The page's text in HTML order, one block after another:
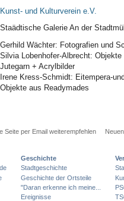
Kunst- und Kulturverein e.V.
Staädtische Galerie An der
Gerhild Wächter: Fotografien und
Silvia Lobenhofer-Albrecht: Objekte
Jutegarn + Acrylbilder
Irene Kress-Schmidt: Eitempera-
Objekte aus Readymades
Seite per Email weiterempfehlen
Geschichte
Stadtgeschichte
Geschichte der Ortsteile
"Daran erkenne ich meine...
Ereignisse